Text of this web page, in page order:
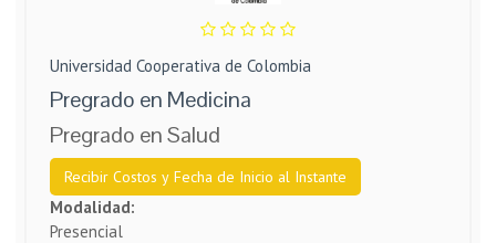
Universidad Cooperativa de Colombia
Pregrado en Medicina
Pregrado en Salud
Recibir Costos y Fecha de Inicio al Instante
Modalidad:
Presencial